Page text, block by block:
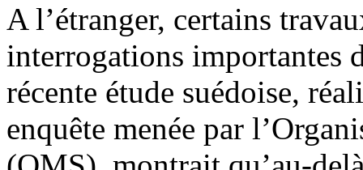
A l’étranger, certains
interrogations importantes
récente étude suédoise,
enquête menée par